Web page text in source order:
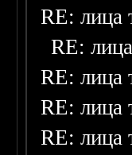
RE: лица
RE:
RE: лица
RE: лица
RE: лица